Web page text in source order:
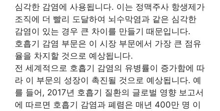
심각한 감염에 사용됩니다. 이는 정맥주사 항생제가
조직에 더 빨리 도달하여 뇌수막염과 같은 심각한
감염이 있는 경우 큰 차이를 만들기 때문입니다.
호흡기 감염 부문은 이 시장 부문에서 가장 큰 점유
율을 차지할 것으로 예상됩니다.
전 세계적으로 호흡기 감염의 유병률이 증가함에 따
라 이 부문의 성장이 촉진될 것으로 예상됩니다. 예
를 들어, 2017년 호흡기 질환의 글로벌 영향 보고서
에 따르면 호흡기 감염과 폐렴은 매년 400만 명 이